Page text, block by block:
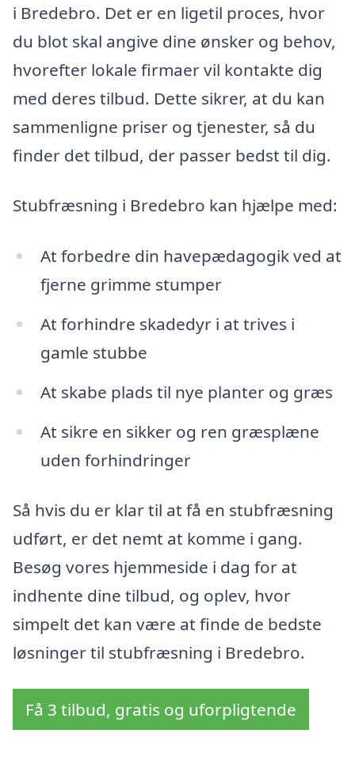
i Bredebro. Det er en ligetil proces, hvor
du blot skal angive dine ønsker og behov,
hvorefter lokale firmaer vil kontakte dig
med deres tilbud. Dette sikrer, at du kan
sammenligne priser og tjenester, så du
finder det tilbud, der passer bedst til dig.
Stubfræsning i Bredebro kan hjælpe med:
At forbedre din havepædagogik ved at
fjerne grimme stumper
At forhindre skadedyr i at trives i
gamle stubbe
At skabe plads til nye planter og græs
At sikre en sikker og ren græsplæne
uden forhindringer
Så hvis du er klar til at få en stubfræsning
udført, er det nemt at komme i gang.
Besøg vores hjemmeside i dag for at
indhente dine tilbud, og oplev, hvor
simpelt det kan være at finde de bedste
løsninger til stubfræsning i Bredebro.
Få 3 tilbud, gratis og uforpligtende